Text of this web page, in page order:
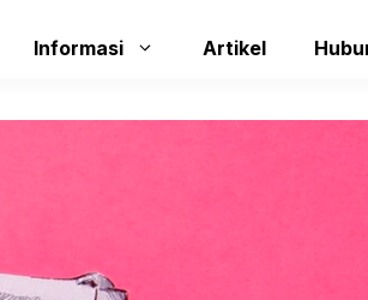
Informasi Artikel